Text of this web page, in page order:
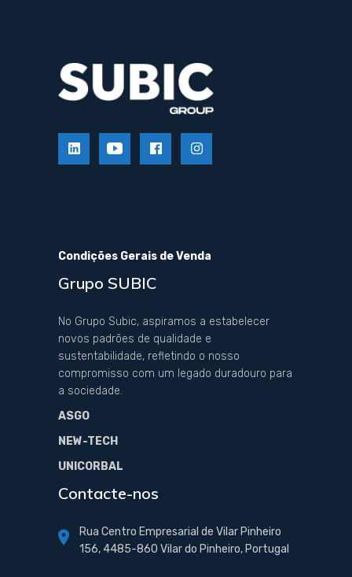
Condições Gerais de Venda
Grupo SUBIC
No Grupo Subic, aspiramos a estabelecer
novos padrões de qualidade e
sustentabilidade, refletindo o nosso
compromisso com um legado duradouro para
a sociedade.
ASGO
NEW-TECH
UNICORBAL
Contacte-nos
Rua Centro Empresarial de Vilar Pinheiro
156, 4485-860 Vilar do Pinheiro, Portugal